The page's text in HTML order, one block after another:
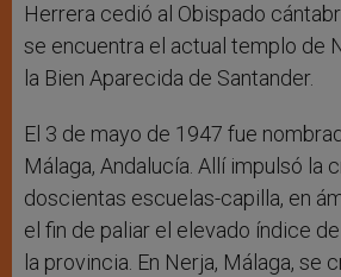
Herrera cedió al Obispado
se encuentra el actual templo de
la Bien Aparecida de Santander.
El 3 de mayo de 1947 fue
Málaga, Andalucía. Allí impulsó la
doscientas escuelas-capilla, en
el fin de paliar el elevado índice
la provincia. En Nerja, Málaga, se